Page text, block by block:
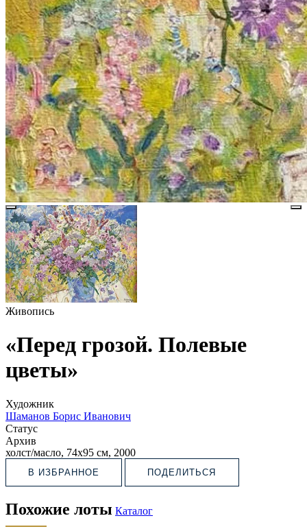
Живопись
«Перед грозой. Полевые
цветы»
Художник
Шаманов Борис Иванович
Статус
Архив
холст/масло, 74х95 см, 2000
В ИЗБРАННОЕ ПОДЕЛИТЬСЯ
Похожие лоты Каталог